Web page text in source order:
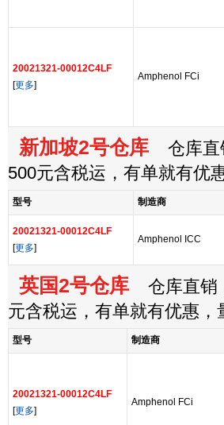
20021321-00012C4LF
[更多]
Amphenol FCi
新加坡2号仓库 仓库直
500元含税运，有单就有优
型号 制造商
20021321-00012C4LF
[更多]
Amphenol ICC
英国2号仓库 仓库直销
元含税运，有单就有优惠
型号 制造商
20021321-00012C4LF
[更多]
Amphenol FCi